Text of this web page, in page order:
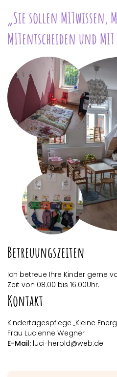
„Sie sollen MITwissen,
MITentscheiden und
Betreuungszeiten
Ich betreue Ihre Kinder gerne
Zeit von 08.00 bis 16.00Uhr.
Kontakt
Kindertagespflege „Kleine
Frau Lucienne Wegner
E-Mail: luci-herold@web.de